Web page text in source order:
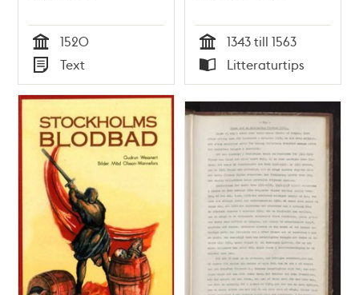
Tid
1520
Typ
Text Tid
1343 till 1563
Typ
Litteraturtips